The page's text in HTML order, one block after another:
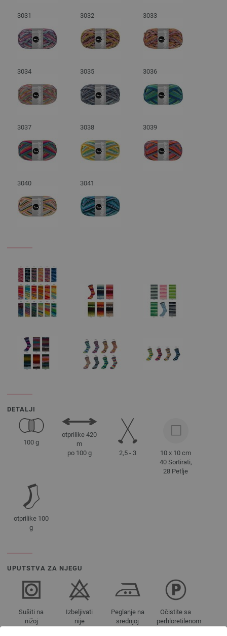
3031 3032 3033
3034 3035 3036
3037 3038 3039
3040 3041
DETALJI
100 g
otprilike 420
m
po 100 g
2,5 - 3
10 x 10 cm
40 Sortirati,
28 Petlje
otprilike 100
g
UPUTSTVA ZA NJEGU
Sušiti na
nižoj
Izbeljivati
nije
Peglanje na
srednjoj
Očistite sa
perhloretilenom